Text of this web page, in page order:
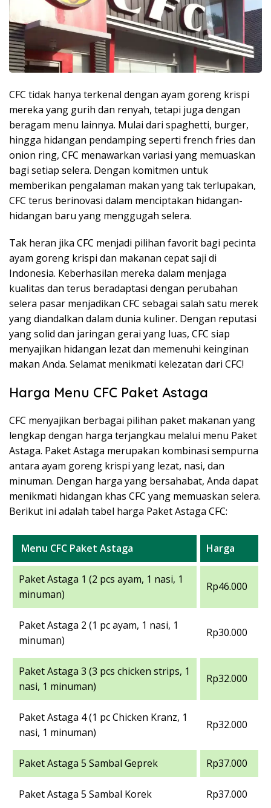
CFC tidak hanya terkenal dengan ayam goreng krispi
mereka yang gurih dan renyah, tetapi juga dengan
beragam menu lainnya. Mulai dari spaghetti, burger,
hingga hidangan pendamping seperti french fries dan
onion ring, CFC menawarkan variasi yang memuaskan
bagi setiap selera. Dengan komitmen untuk
memberikan pengalaman makan yang tak terlupakan,
CFC terus berinovasi dalam menciptakan hidangan-
hidangan baru yang menggugah selera.
Tak heran jika CFC menjadi pilihan favorit bagi pecinta
ayam goreng krispi dan makanan cepat saji di
Indonesia. Keberhasilan mereka dalam menjaga
kualitas dan terus beradaptasi dengan perubahan
selera pasar menjadikan CFC sebagai salah satu merek
yang diandalkan dalam dunia kuliner. Dengan reputasi
yang solid dan jaringan gerai yang luas, CFC siap
menyajikan hidangan lezat dan memenuhi keinginan
makan Anda. Selamat menikmati kelezatan dari CFC!
Harga Menu CFC Paket Astaga
CFC menyajikan berbagai pilihan paket makanan yang
lengkap dengan harga terjangkau melalui menu Paket
Astaga. Paket Astaga merupakan kombinasi sempurna
antara ayam goreng krispi yang lezat, nasi, dan
minuman. Dengan harga yang bersahabat, Anda dapat
menikmati hidangan khas CFC yang memuaskan selera.
Berikut ini adalah tabel harga Paket Astaga CFC:
Menu CFC Paket Astaga Harga
Paket Astaga 1 (2 pcs ayam, 1 nasi, 1
minuman)
Rp46.000
Paket Astaga 2 (1 pc ayam, 1 nasi, 1
minuman)
Rp30.000
Paket Astaga 3 (3 pcs chicken strips, 1
nasi, 1 minuman)
Rp32.000
Paket Astaga 4 (1 pc Chicken Kranz, 1
nasi, 1 minuman)
Rp32.000
Paket Astaga 5 Sambal Geprek Rp37.000
Paket Astaga 5 Sambal Korek Rp37.000